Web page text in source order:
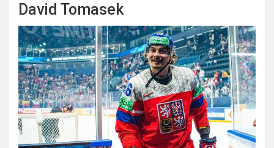
David Tomasek